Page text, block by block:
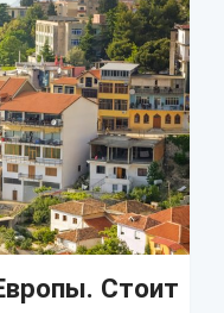
Стоит